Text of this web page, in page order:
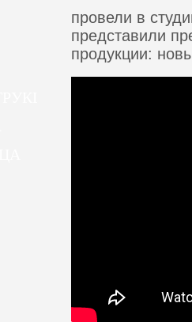
провели в
представили
продукции: